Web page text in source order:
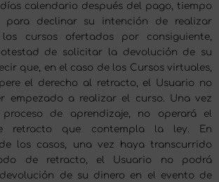
días calendario después del pago, tiempo
para declinar su intención de realizar
cursos ofertados por consiguiente,
de solicitar la devolución de su
que, en el caso de los Cursos virtuales,
el derecho al retracto, el Usuario no
empezado a realizar el curso. Una vez
de aprendizaje, no operará el
retracto que contempla la ley. En
los casos, una vez haya transcurrido
de retracto, el Usuario no podrá
de su dinero en el evento de